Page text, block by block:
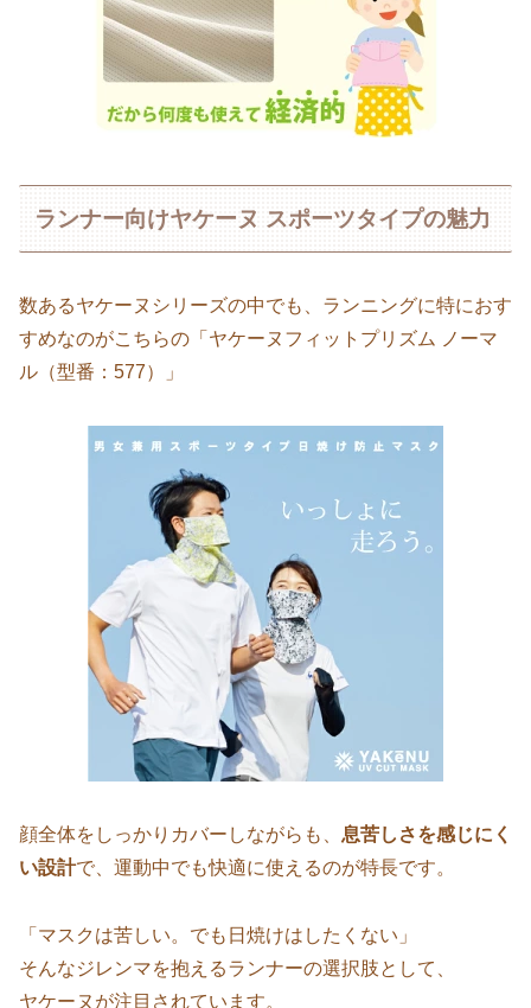
ランナー向けヤケーヌ スポーツタイプの魅力
数あるヤケーヌシリーズの中でも、ランニングに特におす
すめなのがこちらの「ヤケーヌフィットプリズム ノーマ
ル（型番：577）」
顔全体をしっかりカバーしながらも、 息苦しさを感じにく
い設計で、運動中でも快適に使えるのが特長です。
「マスクは苦しい。でも日焼けはしたくない」
そんなジレンマを抱えるランナーの選択肢として、
ヤケーヌが注目されています。